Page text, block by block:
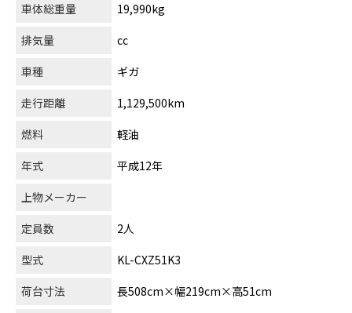
車体総重量
19,990kg
排気量
cc
車種
ギガ
走行距離
1,129,500km
燃料
軽油
年式
平成12年
上物メーカー
定員数
2人
型式
KL-CXZ51K3
荷台寸法
長508cm×幅219cm×高51cm